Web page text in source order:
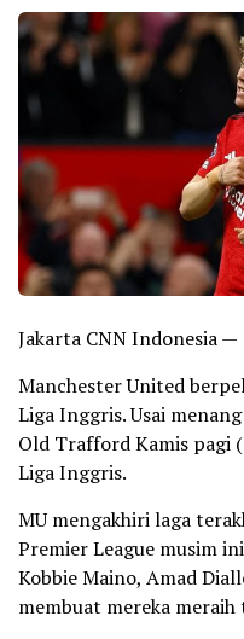
Jakarta CNN Indonesia —
Manchester United
Liga Inggris. Usai
Old Trafford Kamis pagi
Liga Inggris.
MU mengakhiri laga
Premier League musim
Kobbie Maino, Amad
membuat mereka meraih